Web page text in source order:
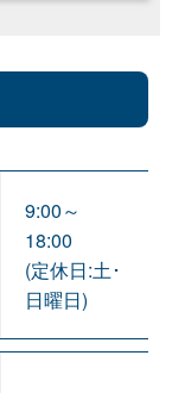
9:00～
18:00
(定休日:土･
日曜日)